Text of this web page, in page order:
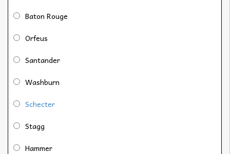
Baton Rouge
Orfeus
Santander
Washburn
Schecter
Stagg
Hammer